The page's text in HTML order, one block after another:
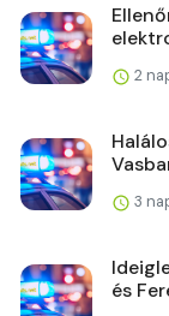
2
3
és